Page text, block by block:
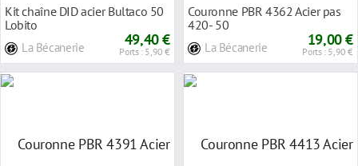
Kit chaîne DID acier Bultaco 50
Lobito
La Bécanerie 49,40 €
Ports : 5,90 €
Couronne PBR 4362 Acier pas
420- 50
La Bécanerie 19,00 €
Ports : 5,90 €